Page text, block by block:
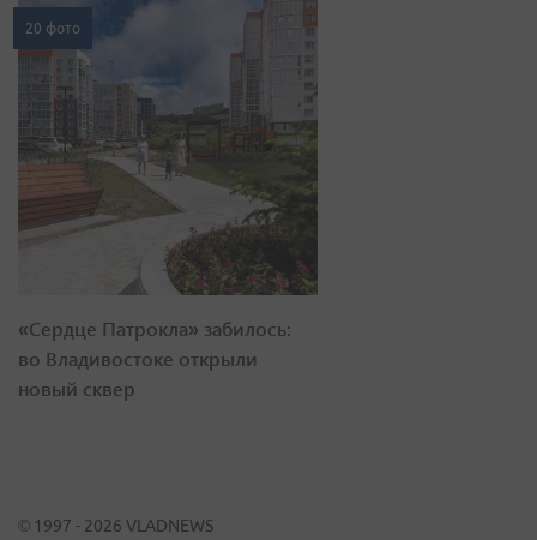
20 фото
«Сердце Патрокла» забилось:
во Владивостоке открыли
новый сквер
© 1997 - 2026 VLADNEWS